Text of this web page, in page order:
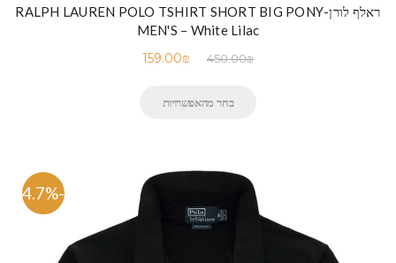
ראלף לורן-RALPH LAUREN POLO TSHIRT SHORT BIG PONY
MEN'S – White Lilac
450.00₪
159.00₪
בחר מהאפשרויות
-64.7%